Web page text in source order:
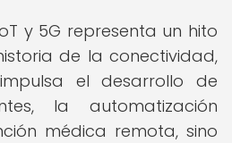
y 5G representa un hito
de la conectividad,
el desarrollo de
la automatización
médica remota, sino